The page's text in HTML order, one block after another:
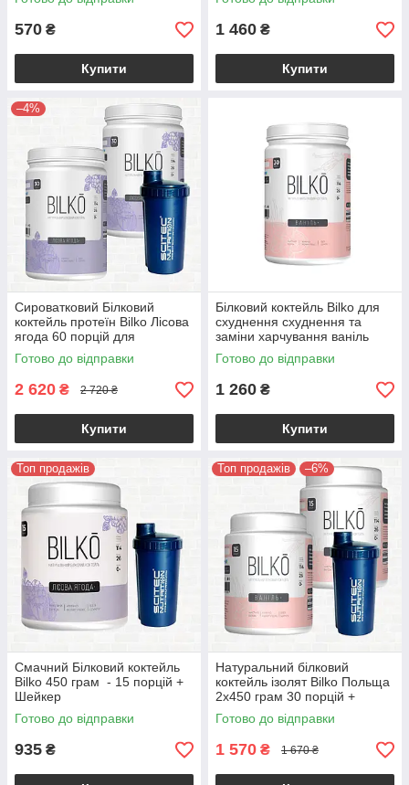
570 ₴
Купити
Шейкером у комплекті
1 460 ₴
Купити
–4%
Сироватковий Білковий
коктейль протеїн Bilko Лісова
ягода 60 порцій для
схуднення та заміни
харчування з Шейкером у
Готово до відправки
2 620 ₴ 2 720 ₴
Купити
Білковий коктейль Bilko для
схуднення схуднення та
заміни харчування ваніль
Польща 0,9 кг
Готово до відправки
1 260 ₴
Купити
Топ продажів
Смачний Білковий коктейль
Bilko 450 грам - 15 порцій +
Шейкер
Готово до відправки
935 ₴
Топ продажів –6%
Натуральний білковий
коктейль ізолят Bilko Польща
2х450 грам 30 порцій +
Шейкер у комплекті
Готово до відправки
1 570 ₴ 1 670 ₴